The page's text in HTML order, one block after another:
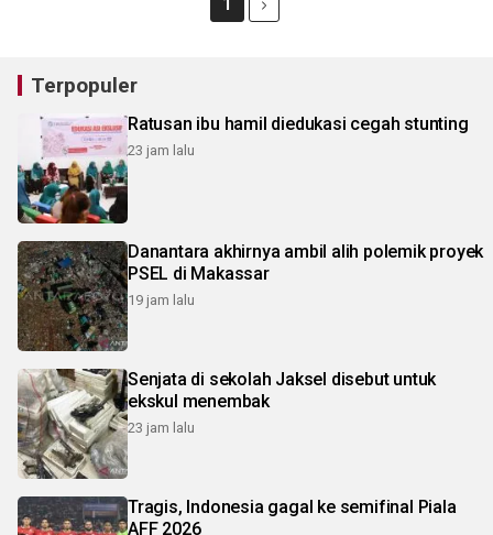
Terpopuler
Ratusan ibu hamil diedukasi cegah stunting
23 jam lalu
Danantara akhirnya ambil alih polemik proyek
PSEL di Makassar
19 jam lalu
Senjata di sekolah Jaksel disebut untuk
ekskul menembak
23 jam lalu
Tragis, Indonesia gagal ke semifinal Piala
AFF 2026